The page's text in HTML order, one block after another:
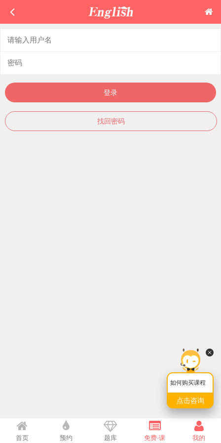
登录
找回密码
如何购买课程
点击咨询
首页 预约 题库 免费·课 我的